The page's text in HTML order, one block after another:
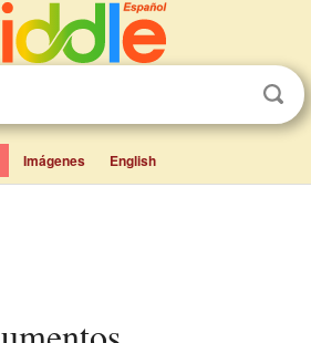
Imágenes English